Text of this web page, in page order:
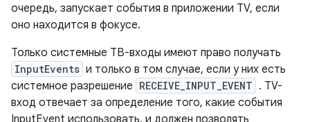
очередь, запускает события в приложении TV, если
оно находится в фокусе.
Только системные ТВ-входы имеют право получать
InputEvents и только в том случае, если у них есть
системное разрешение RECEIVE_INPUT_EVENT . TV-
вход отвечает за определение того, какие события
InputEvent использовать, и должен позволять